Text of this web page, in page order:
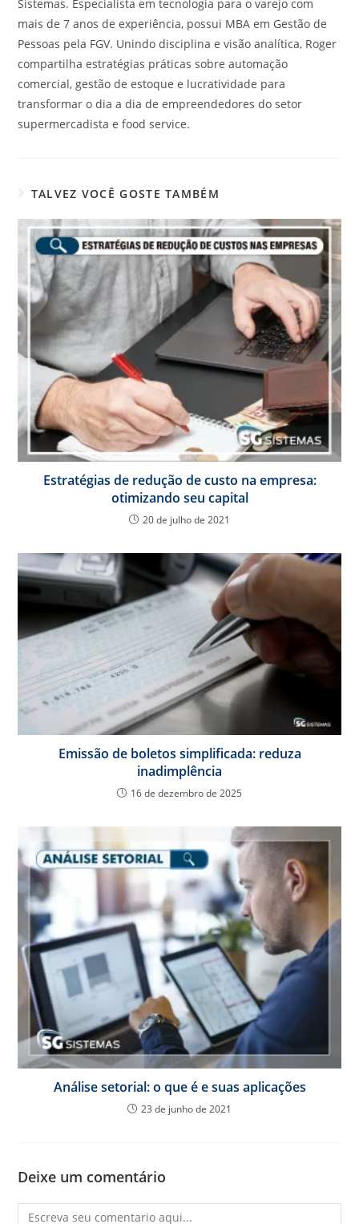
Sistemas. Especialista em tecnologia para o varejo com
mais de 7 anos de experiência, possui MBA em Gestão de
Pessoas pela FGV. Unindo disciplina e visão analítica, Roger
compartilha estratégias práticas sobre automação
comercial, gestão de estoque e lucratividade para
transformar o dia a dia de empreendedores do setor
supermercadista e food service.
TALVEZ VOCÊ GOSTE TAMBÉM
Estratégias de redução de custo na empresa:
otimizando seu capital
20 de julho de 2021
Emissão de boletos simplificada: reduza
inadimplência
16 de dezembro de 2025
Análise setorial: o que é e suas aplicações
23 de junho de 2021
Deixe um comentário